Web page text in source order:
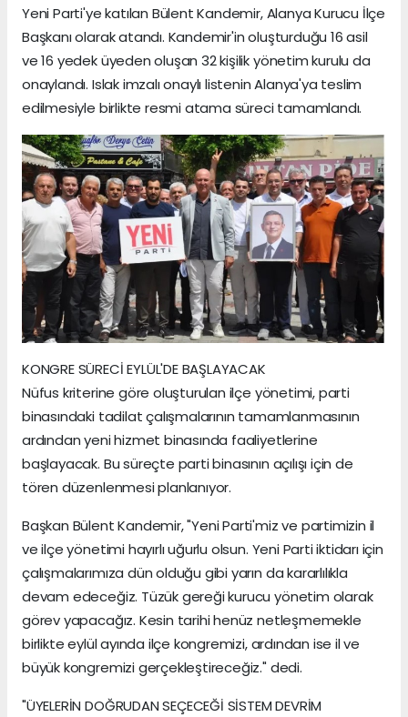
Yeni Parti'ye katılan Bülent Kandemir, Alanya Kurucu İlçe
Başkanı olarak atandı. Kandemir'in oluşturduğu 16 asil
ve 16 yedek üyeden oluşan 32 kişilik yönetim kurulu da
onaylandı. Islak imzalı onaylı listenin Alanya'ya teslim
edilmesiyle birlikte resmi atama süreci tamamlandı.
KONGRE SÜRECİ EYLÜL'DE BAŞLAYACAK
Nüfus kriterine göre oluşturulan ilçe yönetimi, parti
binasındaki tadilat çalışmalarının tamamlanmasının
ardından yeni hizmet binasında faaliyetlerine
başlayacak. Bu süreçte parti binasının açılışı için de
tören düzenlenmesi planlanıyor.
Başkan Bülent Kandemir, "Yeni Parti'miz ve partimizin il
ve ilçe yönetimi hayırlı uğurlu olsun. Yeni Parti iktidarı için
çalışmalarımıza dün olduğu gibi yarın da kararlılıkla
devam edeceğiz. Tüzük gereği kurucu yönetim olarak
görev yapacağız. Kesin tarihi henüz netleşmemekle
birlikte eylül ayında ilçe kongremizi, ardından ise il ve
büyük kongremizi gerçekleştireceğiz." dedi.
"ÜYELERİN DOĞRUDAN SEÇECEĞİ SİSTEM DEVRİM